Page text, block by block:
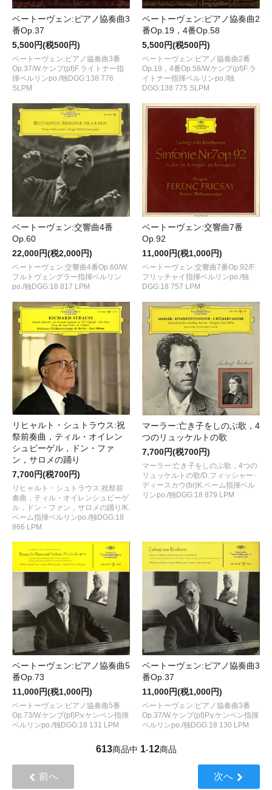
ベートーヴェン:ピアノ協奏曲3
番Op.37
5,500円(税500円)
ベートーヴェン:ピアノ協奏曲3番
Op.37/W.ケンプ(pf)F.ライトナー指
揮ベルリンpo./独DGG:138 776
SLPM
ベートーヴェン:ピアノ協奏曲2
番Op.19，4番Op.58
5,500円(税500円)
ベートーヴェン:ピアノ協奏曲2番
Op.19，4番Op.58/W.ケンプ(pf)F.ラ
イトナー指揮ベルリンpo./独
DGG:138 775 SLPM
ベートーヴェン:交響曲4番
Op.60
22,000円(税2,000円)
ベートーヴェン:交響曲4番Op.60/W.
フルトヴェングラー指揮ベルリン
po./独DGG:18 817 LPM
ベートーヴェン:交響曲7番
Op.92
11,000円(税1,000円)
ベートーヴェン:交響曲7番Op.92/F.
フリッチャイ指揮ベルリンpo./独
DGG:18 757 LPM
リヒャルト・シュトラウス:祝
祭前奏曲，ティル・オイレン
シュピーゲル，ドン・ファ
ン，サロメの踊り
7,700円(税700円)
リヒャルト・シュトラウス:祝祭前
奏曲，ティル・オイレンシュピーゲ
ル，ドン・ファン，サロメの踊り/K.
ベーム指揮ベルリンpo./独DGG:18
866 LPM
マーラー:亡き子をしのぶ歌，4
つのリュッケルトの歌
7,700円(税700円)
マーラー:亡き子をしのぶ歌，4つの
リュッケルトの歌/D.フィッシャー･
ディースカウ(br)K.ベーム指揮ベル
リンpo./独DGG:18 879 LPM
ベートーヴェン:ピアノ協奏曲5
番Op.73
11,000円(税1,000円)
ベートーヴェン:ピアノ協奏曲5番
Op.73/W.ケンプ(pf)P.v.ケンペン指揮
ベルリンpo./独DGG:18 131 LPM
ベートーヴェン:ピアノ協奏曲3
番Op.37
11,000円(税1,000円)
ベートーヴェン:ピアノ協奏曲3番
Op.37/W.ケンプ(pf)P.v.ケンペン指揮
ベルリンpo./独DGG:18 130 LPM
613商品中 1-12商品
前へ 次へ